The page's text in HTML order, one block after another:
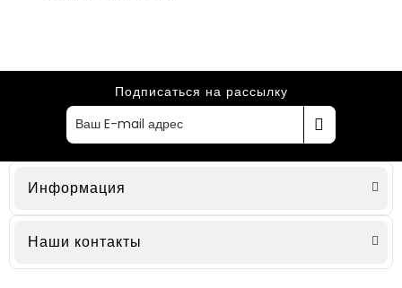
Подписаться на рассылку
Информация
Наши контакты